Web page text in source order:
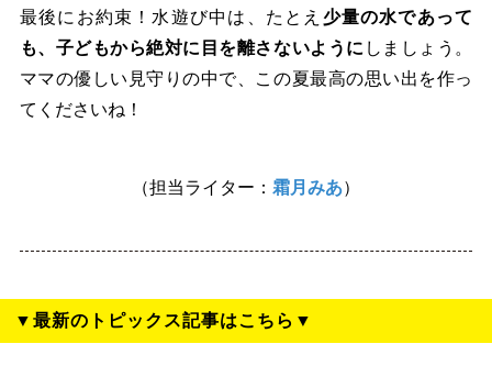
最後にお約束！水遊び中は、たとえ 少量の水であって
も、子どもから絶対に目を離さないように しましょう。
ママの優しい見守りの中で、この夏最高の思い出を作っ
てくださいね！
（担当ライター： 霜月みあ）
▼最新のトピックス記事はこちら▼